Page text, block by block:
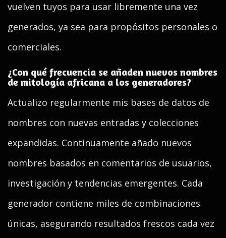
vuelven tuyos para usar libremente una vez
generados, ya sea para propósitos personales o
comerciales.
¿Con qué frecuencia se añaden nuevos nombres
de mitología africana a los generadores?
Actualizo regularmente mis bases de datos de
nombres con nuevas entradas y colecciones
expandidas. Continuamente añado nuevos
nombres basados en comentarios de usuarios,
investigación y tendencias emergentes. Cada
generador contiene miles de combinaciones
únicas, asegurando resultados frescos cada vez